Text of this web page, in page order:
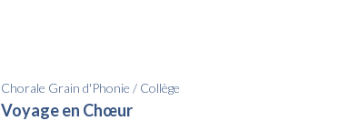
Chorale Grain d'Phonie / Collège
Voyage en Chœur